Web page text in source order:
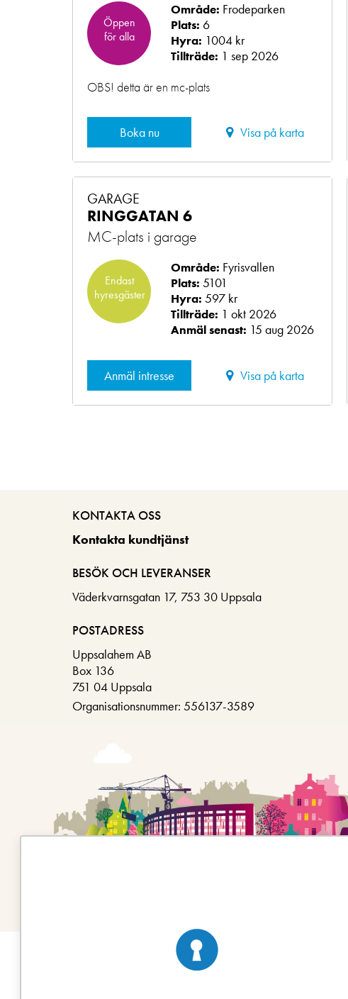
Öppen
för alla
Område: Frodeparken
Plats: 6
Hyra: 1004 kr
Tillträde: 1 sep 2026
OBS! detta är en mc-plats
Boka nu Visa på karta
GARAGE
RINGGATAN 6
MC-plats i garage
Endast
hyresgäster
Område: Fyrisvallen
Plats: 5101
Hyra: 597 kr
Tillträde: 1 okt 2026
Anmäl senast: 15 aug 2026
Anmäl intresse Visa på karta
KONTAKTA OSS
Kontakta kundtjänst
BESÖK OCH LEVERANSER
Väderkvarnsgatan 17, 753 30 Uppsala
POSTADRESS
Uppsalahem AB
Box 136
751 04 Uppsala
Organisationsnummer: 556137-3589